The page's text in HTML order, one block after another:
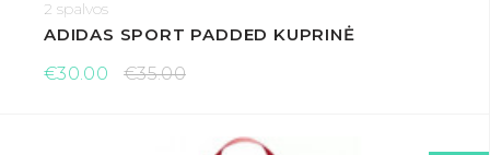
2 spalvos
ADIDAS SPORT PADDED KUPRINĖ
€30.00
€35.00